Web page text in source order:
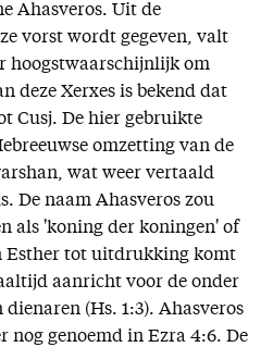
Ahasveros. Uit de
vorst wordt gegeven, valt
hoogstwaarschijnlijk om
deze Xerxes is bekend dat
Cusj. De hier gebruikte
omzetting van de
wat weer vertaald
De naam Ahasveros zou
als 'koning der koningen' of
Esther tot uitdrukking komt
aanricht voor de onder
(Hs. 1:3). Ahasveros
nog genoemd in Ezra 4:6. De